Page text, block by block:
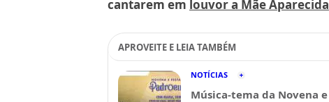
cantarem em louvor a Mãe Aparecida
APROVEITE E LEIA TAMBÉM
NOTÍCIAS
Música-tema da Novena e